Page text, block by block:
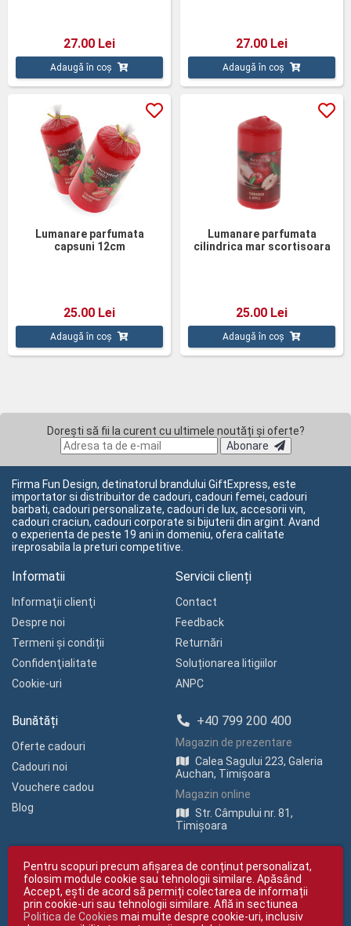
27.00 Lei
Adaugă în coș
27.00 Lei
Adaugă în coș
Lumanare parfumata
capsuni 12cm
25.00 Lei
Adaugă în coș
Lumanare parfumata
cilindrica mar scortisoara
25.00 Lei
Adaugă în coș
Dorești să fii la curent cu ultimele noutăți și oferte?
Abonare
Firma Fun Design, detinatorul brandului GiftExpress, este
importator si distribuitor de cadouri, cadouri femei, cadouri
barbati, cadouri personalizate, cadouri de lux, accesorii vin,
cadouri craciun, cadouri corporate si bijuterii din argint. Avand
o experienta de peste 19 ani in domeniu, ofera calitate
ireprosabila la preturi competitive.
Informatii
Informaţii clienţi
Despre noi
Termeni și condiții
Confidenţialitate
Cookie-uri
Servicii clienți
Contact
Feedback
Returnări
Soluționarea litigiilor
ANPC
Bunătăți
Oferte cadouri
Cadouri noi
Vouchere cadou
Blog
+40 799 200 400
Magazin de prezentare
Calea Sagului 223, Galeria
Auchan, Timișoara
Magazin online
Str. Câmpului nr. 81,
Timișoara
Copyright © giftexpress.ro | Toate drepturile rezervate
Pentru scopuri precum afișarea de conținut personalizat,
folosim module cookie sau tehnologii similare. Apăsând
Accept, ești de acord să permiți colectarea de informații
prin cookie-uri sau tehnologii similare. Află in sectiunea
Politica de Cookies mai multe despre cookie-uri, inclusiv